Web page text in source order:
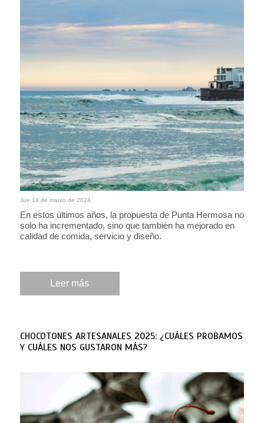
Jue 14 de marzo de 2024
En estos últimos años, la propuesta de Punta Hermosa no
solo ha incrementado, sino que también ha mejorado en
calidad de comida, servicio y diseño.
Leer más
CHOCOTONES ARTESANALES 2025: ¿CUÁLES PROBAMOS
Y CUÁLES NOS GUSTARON MÁS?